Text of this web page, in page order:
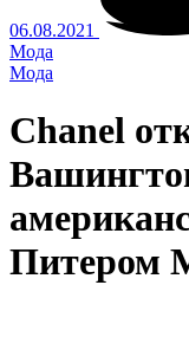
06.08.2021
Мода
Мода
Chanel
Питером